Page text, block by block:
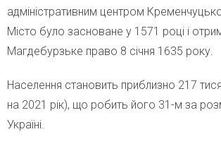
адміністративним центром
Місто було засноване у 1571 році і
Магдебурзьке право 8 січня 1635 року.
Населення становить приблизно 217
на 2021 рік), що робить його 31-м за
Україні.